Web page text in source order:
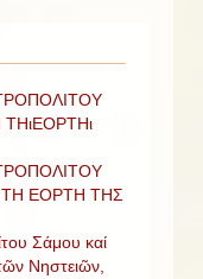
ΤΗιΕΟΡΤΗι
ΤΗ ΕΟΡΤΗ ΤΗΣ
Σάμου καί
Νηστειῶν,